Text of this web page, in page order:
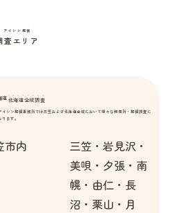
アイシン探偵
査エリア
北海道全域調査
イシン探偵事務所では三笠および北海道全域において様々な興信所・探偵調査に
ます。
市内
三笠・岩見沢・
美唄・夕張・南
幌・由仁・長
沼・栗山・月